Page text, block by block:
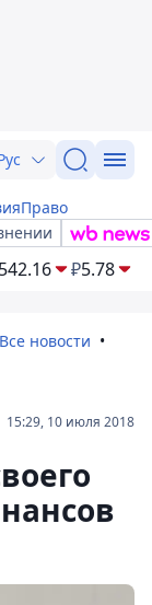
Право
542.16 ₽5.78
Все новости
15:29, 10 июля 2018